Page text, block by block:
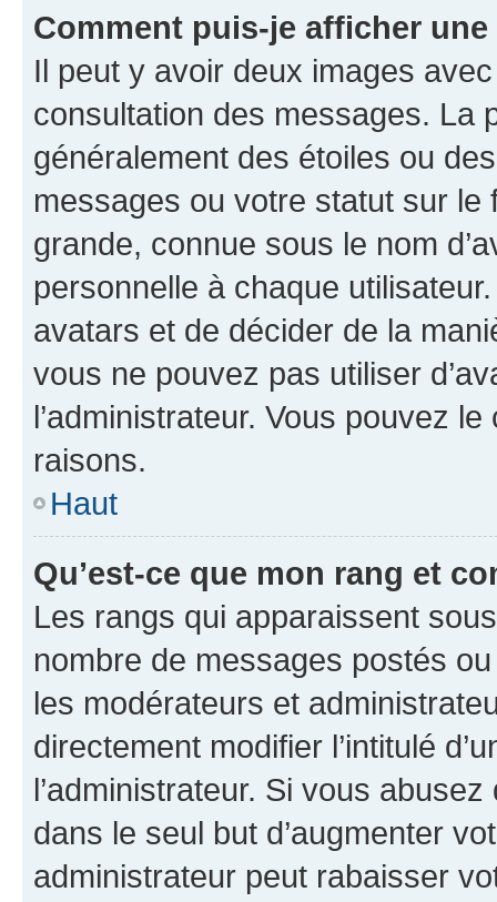
Comment puis-je afficher
Il peut y avoir deux images
consultation des messages. La
généralement des étoiles ou
messages ou votre statut sur
grande, connue sous le nom
personnelle à chaque utilisateur.
avatars et de décider de la
vous ne pouvez pas utiliser
l’administrateur. Vous pouvez
raisons.
Haut
Qu’est-ce que mon rang et
Les rangs qui apparaissent
nombre de messages postés
les modérateurs et
directement modifier l’intitulé
l’administrateur. Si vous
dans le seul but d’augmenter
administrateur peut rabaisser